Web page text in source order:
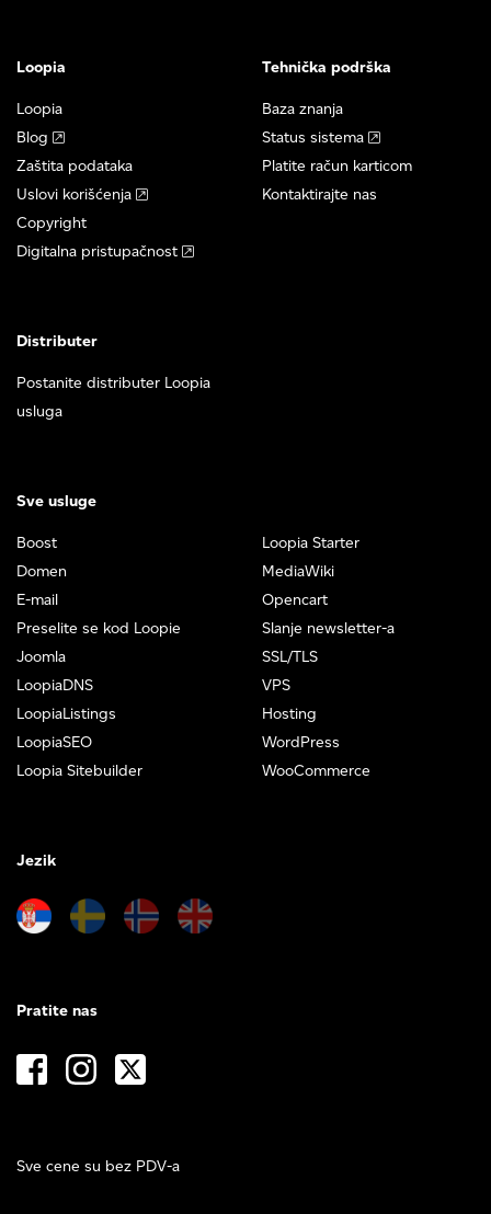
Loopia
Loopia
Blog
Zaštita podataka
Uslovi korišćenja
Copyright
Digitalna pristupačnost
Tehnička podrška
Baza znanja
Status sistema
Platite račun karticom
Kontaktirajte nas
Distributer
Postanite distributer Loopia
usluga
Sve usluge
Boost
Domen
E-mail
Preselite se kod Loopie
Joomla
LoopiaDNS
LoopiaListings
LoopiaSEO
Loopia Sitebuilder
Loopia Starter
MediaWiki
Opencart
Slanje newsletter-a
SSL/TLS
VPS
Hosting
WordPress
WooCommerce
Jezik
Sve cene su bez PDV-a
Pratite nas